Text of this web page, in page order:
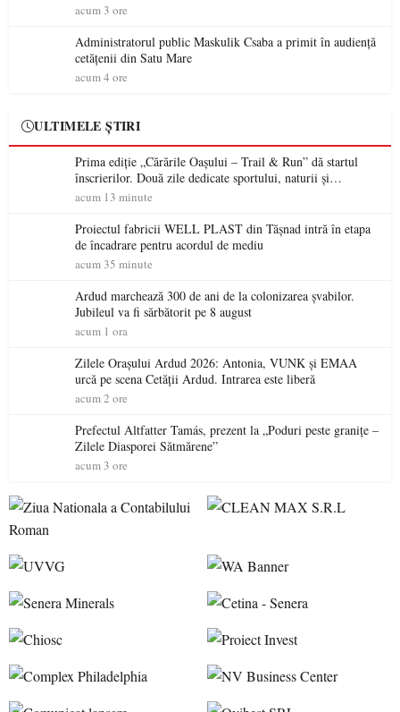
acum 3 ore
Administratorul public Maskulik Csaba a primit în audiență
cetățenii din Satu Mare
acum 4 ore
ULTIMELE ȘTIRI
Prima ediție „Cărările Oașului – Trail & Run” dă startul
înscrierilor. Două zile dedicate sportului, naturii și
comunității în Țara Oașului
acum 13 minute
Proiectul fabricii WELL PLAST din Tășnad intră în etapa
de încadrare pentru acordul de mediu
acum 35 minute
Ardud marchează 300 de ani de la colonizarea șvabilor.
Jubileul va fi sărbătorit pe 8 august
acum 1 ora
Zilele Orașului Ardud 2026: Antonia, VUNK și EMAA
urcă pe scena Cetății Ardud. Intrarea este liberă
acum 2 ore
Prefectul Altfatter Tamás, prezent la „Poduri peste granițe –
Zilele Diasporei Sătmărene”
acum 3 ore